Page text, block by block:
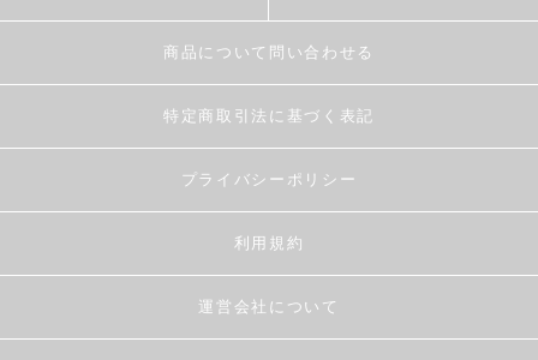
商品について問い合わせる
特定商取引法に基づく表記
プライバシーポリシー
利用規約
運営会社について